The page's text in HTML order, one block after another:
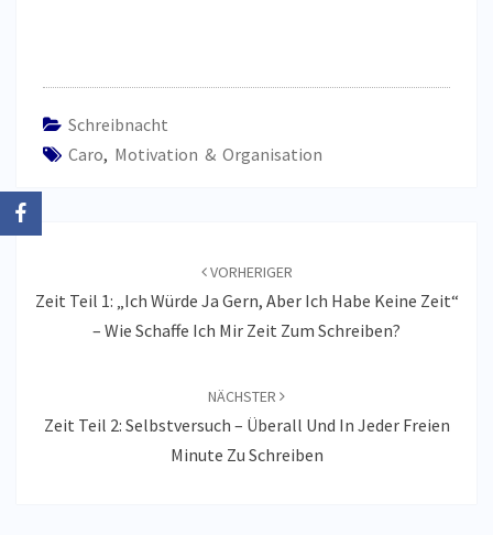
Schreibnacht
Caro, Motivation & Organisation
Beitragsnavigation
VORHERIGER
Zeit Teil 1: „Ich Würde Ja Gern, Aber Ich Habe Keine Zeit“
– Wie Schaffe Ich Mir Zeit Zum Schreiben?
NÄCHSTER
Zeit Teil 2: Selbstversuch – Überall Und In Jeder Freien
Minute Zu Schreiben